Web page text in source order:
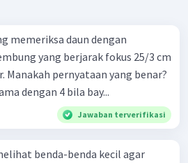
memeriksa daun dengan
yang berjarak fokus 25/3 cm
Manakah pernyataan yang benar?
dengan 4 bila bay...
Jawaban terverifikasi
benda-benda kecil agar